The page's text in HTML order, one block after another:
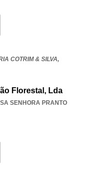
COTRIM & SILVA,
Florestal, Lda
SENHORA PRANTO